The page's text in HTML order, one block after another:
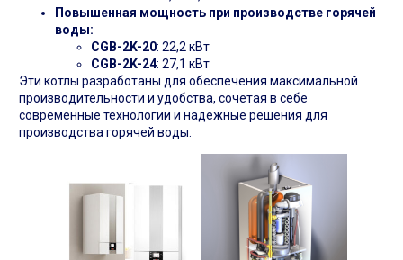
Повышенная мощность при производстве горячей
воды:
CGB-2K-20: 22,2 кВт
CGB-2K-24: 27,1 кВт
Эти котлы разработаны для обеспечения максимальной
производительности и удобства, сочетая в себе
современные технологии и надежные решения для
производства горячей воды.